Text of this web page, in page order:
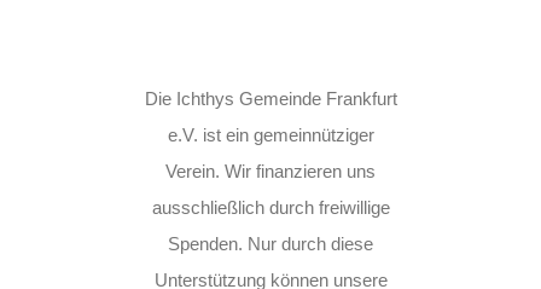
Die Ichthys Gemeinde Frankfurt
e.V. ist ein gemeinnütziger
Verein. Wir finanzieren uns
ausschließlich durch freiwillige
Spenden. Nur durch diese
Unterstützung können unsere